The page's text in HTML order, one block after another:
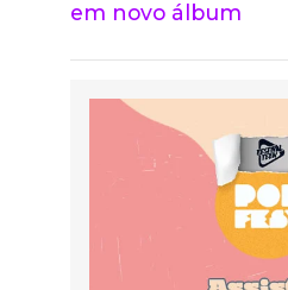
em novo álbum